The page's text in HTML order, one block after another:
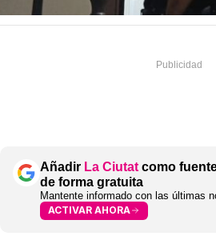
Añadir La Ciutat como
de forma gratuita
Mantente informado con las últimas
ACTIVAR AHORA